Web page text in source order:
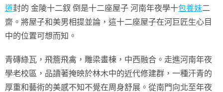
道封的 金陵十二釵 倒是十二座屋子 河南年夜學十包養妹二
齋。將屋子和美男相提並論，這十二座屋子在河巨匠生心目
中的位置可想而知。
青磚綠瓦，飛簷飛禽，雕梁畫棟，中西融合。走進河南年夜
學老校區，品讀著掩映於林木中的近代修建群，一種汗青的
厚重和藝術的美感不知不覺在周身舒展。從南門向北至年夜